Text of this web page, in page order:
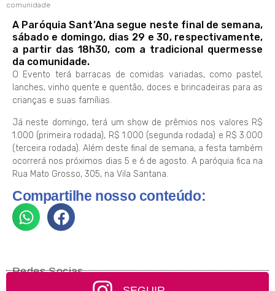
comunidade
A Paróquia Sant’Ana segue neste final de semana,
sábado e domingo, dias 29 e 30, respectivamente,
a partir das 18h30, com a tradicional quermesse
da comunidade.
O Evento terá barracas de comidas variadas, como pastel,
lanches, vinho quente e quentão, doces e brincadeiras para as
crianças e suas famílias.
Já neste domingo, terá um show de prêmios nos valores R$
1.000 (primeira rodada), R$ 1.000 (segunda rodada) e R$ 3.000
(terceira rodada). Além deste final de semana, a festa também
ocorrerá nos próximos dias 5 e 6 de agosto. A paróquia fica na
Rua Mato Grosso, 305, na Vila Santana.
Compartilhe nosso conteúdo:
Redes Socias